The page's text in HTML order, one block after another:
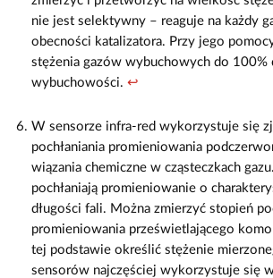
nie jest selektywny – reaguje na każdy
obecności katalizatora. Przy jego
stężenia gazów wybuchowych do 100%
wybuchowości. ↩
W sensorze infra-red wykorzystuje się
pochłaniania promieniowania
wiązania chemiczne w cząsteczkach
pochłaniają promieniowanie o
długości fali. Można zmierzyć stopień
promieniowania prześwietlającego
tej podstawie określić stężenie
sensorów najczęściej wykorzystuje się